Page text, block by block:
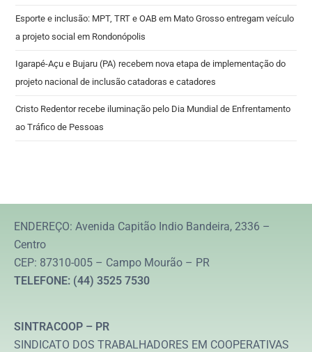
Esporte e inclusão: MPT, TRT e OAB em Mato Grosso entregam veículo
a projeto social em Rondonópolis
Igarapé-Açu e Bujaru (PA) recebem nova etapa de implementação do
projeto nacional de inclusão catadoras e catadores
Cristo Redentor recebe iluminação pelo Dia Mundial de Enfrentamento
ao Tráfico de Pessoas
ENDEREÇO: Avenida Capitão Indio Bandeira, 2336 –
Centro
CEP: 87310-005 – Campo Mourão – PR
TELEFONE: (44) 3525 7530
SINTRACOOP – PR
SINDICATO DOS TRABALHADORES EM COOPERATIVAS